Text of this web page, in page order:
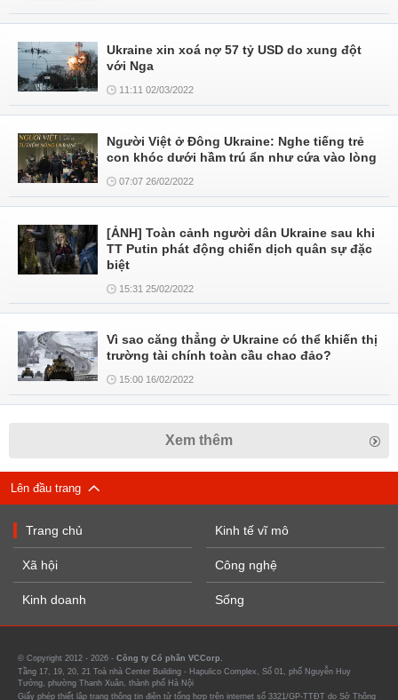
Ukraine xin xoá nợ 57 tỷ USD do xung đột
với Nga
11:11 02/03/2022
Người Việt ở Đông Ukraine: Nghe tiếng trẻ
con khóc dưới hầm trú ẩn như cứa vào lòng
07:07 26/02/2022
[ẢNH] Toàn cảnh người dân Ukraine sau khi
TT Putin phát động chiến dịch quân sự đặc
biệt
15:31 25/02/2022
Vì sao căng thẳng ở Ukraine có thể khiến thị
trường tài chính toàn cầu chao đảo?
15:00 16/02/2022
Xem thêm
Lên đầu trang
Trang chủ
Xã hội
Kinh doanh
Kinh tế vĩ mô
Công nghệ
Sống
© Copyright 2012 - 2026 - Công ty Cổ phần VCCorp.
Tầng 17, 19, 20, 21 Toà nhà Center Building - Hapulico Complex, Số 01, phố Nguyễn Huy
Tưởng, phường Thanh Xuân, thành phố Hà Nội
Giấy phép thiết lập trang thông tin điện tử tổng hợp trên internet số 3321/GP-TTĐT do Sở Thông